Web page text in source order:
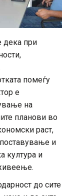
дека при
помеѓу
е
на
планови во
раст,
и
култура и
до сите